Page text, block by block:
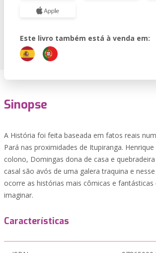
Este livro também está à venda em:
Sinopse
A História foi feita baseada em fatos reais
Pará nas proximidades de Itupiranga.
colono, Domingas dona de casa e
casal são avós de uma galera traquina e
ocorre as histórias mais cômicas e fantásticas
imaginar.
Características